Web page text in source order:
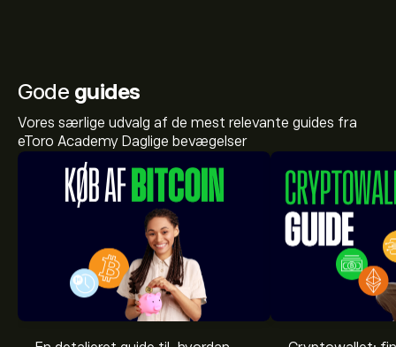
Gode guides
Vores særlige udvalg af de mest relevante guides fra
eToro Academy Daglige bevægelser